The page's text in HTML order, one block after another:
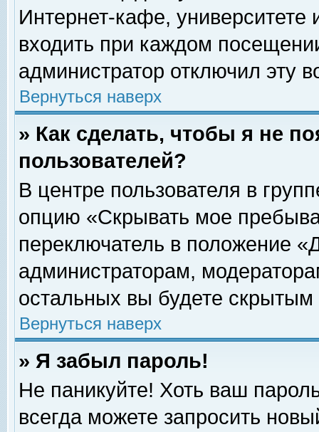
Интернет-кафе, университете
входить при каждом
администратор отключил эту
Вернуться наверх
» Как сделать, чтобы я не
пользователей?
В центре пользователя в
опцию «Скрывать мое
переключатель в положение
администраторам,
остальных вы будете скрытым
Вернуться наверх
» Я забыл пароль!
Не паникуйте! Хоть ваш
всегда можете запросить